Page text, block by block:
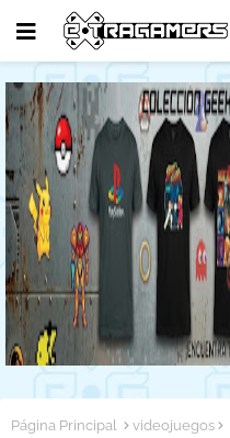
Página Principal videojuegos